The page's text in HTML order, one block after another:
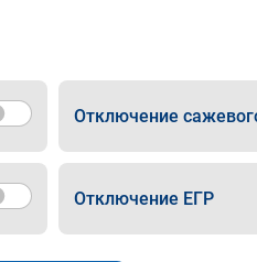
Отключение
Отключение ЕГР